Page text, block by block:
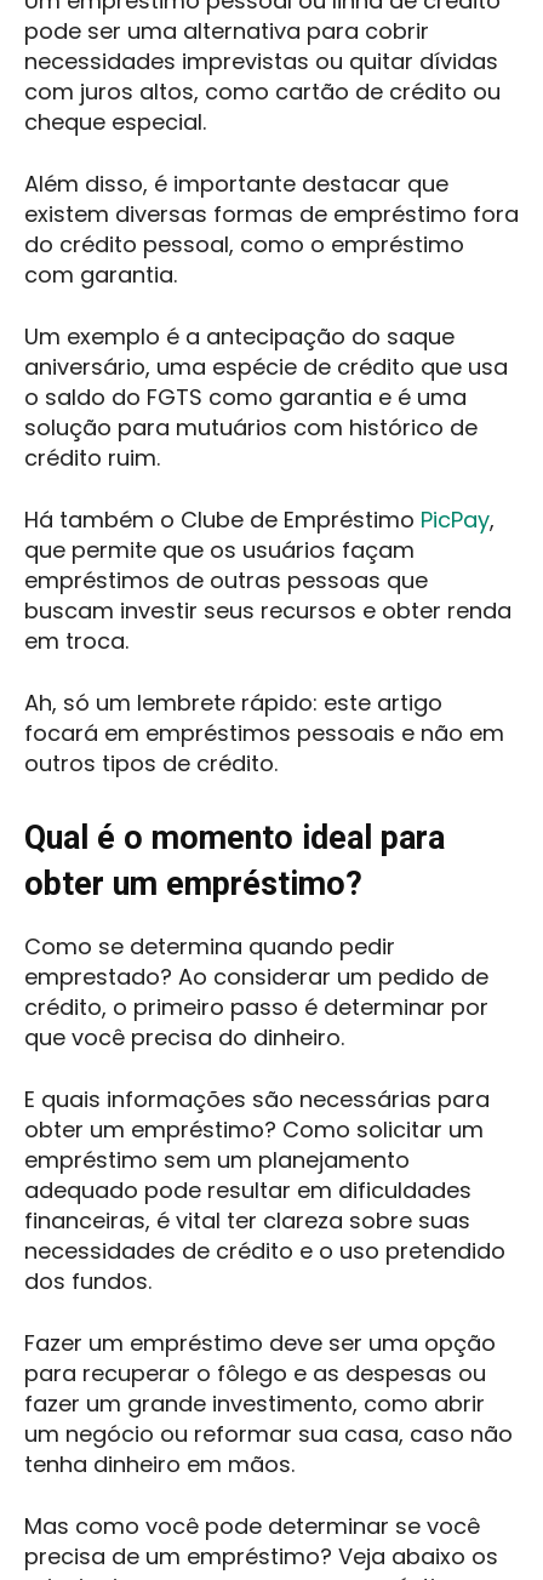
pode ser uma alternativa para cobrir
necessidades imprevistas ou quitar dívidas
com juros altos, como cartão de crédito ou
cheque especial.
Além disso, é importante destacar que
existem diversas formas de empréstimo fora
do crédito pessoal, como o empréstimo
com garantia.
Um exemplo é a antecipação do saque
aniversário, uma espécie de crédito que usa
o saldo do FGTS como garantia e é uma
solução para mutuários com histórico de
crédito ruim.
Há também o Clube de Empréstimo PicPay,
que permite que os usuários façam
empréstimos de outras pessoas que
buscam investir seus recursos e obter renda
em troca.
Ah, só um lembrete rápido: este artigo
focará em empréstimos pessoais e não em
outros tipos de crédito.
Qual é o momento ideal para
obter um empréstimo?
Como se determina quando pedir
emprestado? Ao considerar um pedido de
crédito, o primeiro passo é determinar por
que você precisa do dinheiro.
E quais informações são necessárias para
obter um empréstimo? Como solicitar um
empréstimo sem um planejamento
adequado pode resultar em dificuldades
financeiras, é vital ter clareza sobre suas
necessidades de crédito e o uso pretendido
dos fundos.
Fazer um empréstimo deve ser uma opção
para recuperar o fôlego e as despesas ou
fazer um grande investimento, como abrir
um negócio ou reformar sua casa, caso não
tenha dinheiro em mãos.
Mas como você pode determinar se você
precisa de um empréstimo? Veja abaixo os